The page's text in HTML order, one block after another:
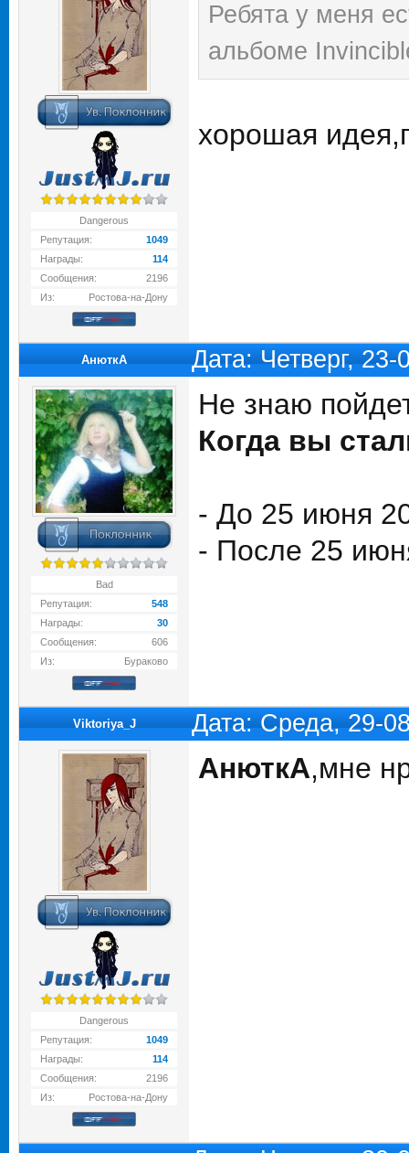
Dangerous
Репутация:
1049
Награды:
114
Сообщения:
2196
Из:
Ростова-на-Дону
Ребята у меня
альбоме
хорошая
АнюткA Дата: Четверг,
Bad
Репутация:
548
Награды:
30
Сообщения:
606
Из:
Бураково
Не знаю
Когда вы
- До 25 июня
- После 25
Viktoriya_J Дата: Среда, 29-
Dangerous
Репутация:
1049
Награды:
114
Сообщения:
2196
Из:
Ростова-на-Дону
АнюткA,мне